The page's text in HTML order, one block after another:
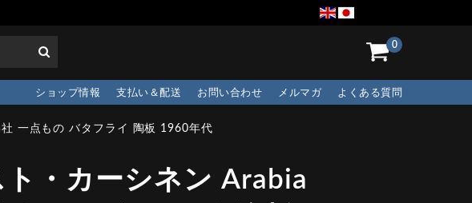
0
よくある質問
メルマガ
お問い合わせ
支払い＆配送
ショップ情報
一点もの バタフライ 陶板 1960年代
ト・カーシネン Arabia